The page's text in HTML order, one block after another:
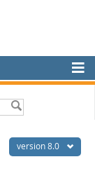
version 8.0